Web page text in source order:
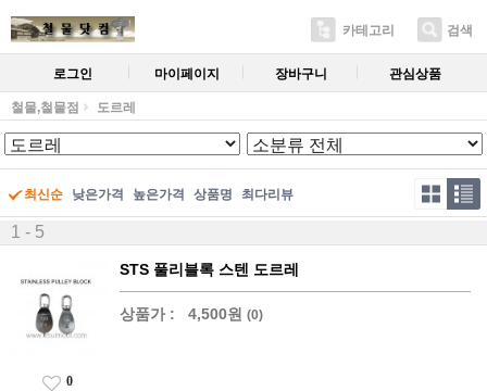
카테고리 검색
로그인 마이페이지 장바구니 관심상품
철물,철물점 도르레
최신순 낮은가격 높은가격 상품명 최다리뷰
1 - 5
STS 풀리블록 스텐 도르레
상품가 : 4,500원 (0)
0